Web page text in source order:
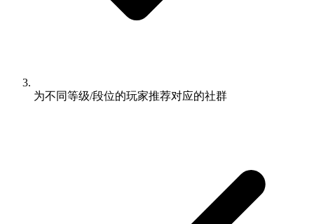
为不同等级/段位的玩家推荐对应的社群